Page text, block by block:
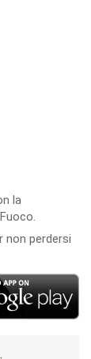
la
non perdersi